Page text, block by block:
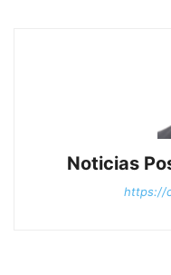
Noticias
https://